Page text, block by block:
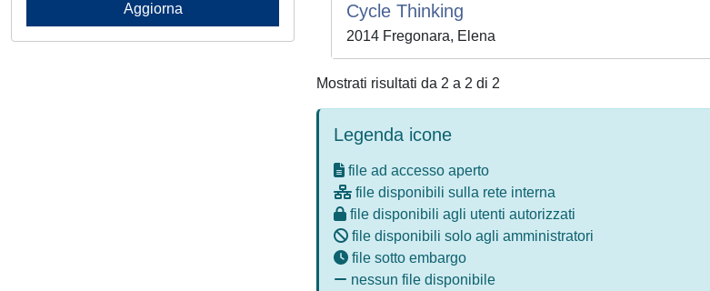
Cycle Thinking
2014 Fregonara, Elena
Mostrati risultati da 2 a 2 di 2
Legenda icone
file ad accesso aperto
file disponibili sulla rete interna
file disponibili agli utenti autorizzati
file disponibili solo agli amministratori
file sotto embargo
nessun file disponibile